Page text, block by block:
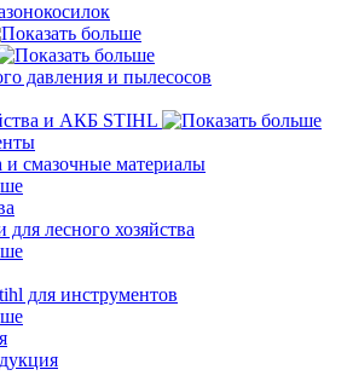
давления и пылесосов
и АКБ STIHL
смазочные материалы
лесного хозяйства
для инструментов